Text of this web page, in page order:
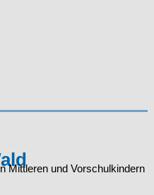
Mittleren und Vorschulkindern